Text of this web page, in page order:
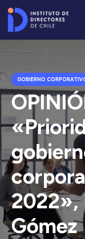
GOBIERNO
2022»,
Gómez